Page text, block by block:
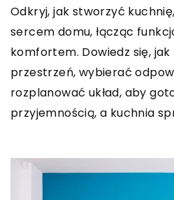
Odkryj, jak stworzyć
sercem domu, łącząc
komfortem. Dowiedz się,
przestrzeń, wybierać
rozplanować układ, aby
przyjemnością, a kuchnia